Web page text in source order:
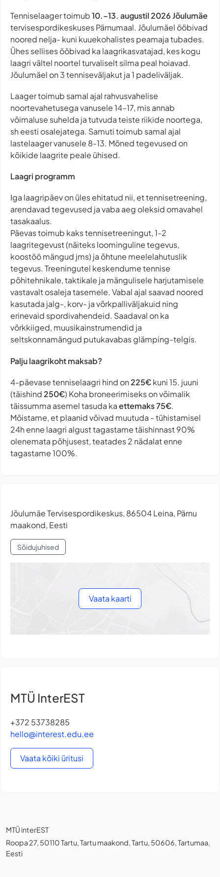
Tenniselaager toimub10.–13. augustil 2026Jõulumäe
tervisespordikeskuses Pärnumaal. Jõulumäel ööbivad
noored nelja- kuni kuuekohalistes peamaja tubades.
Ühes sellises ööbivad ka laagrikasvatajad, kes kogu
laagri vältel noortel turvaliselt silma peal hoiavad.
Jõulumäel on 3 tenniseväljakut ja 1 padeliväljak.
Laager toimub samal ajal rahvusvahelise
noortevahetusega vanusele 14–17, mis annab
võimaluse suhelda ja tutvuda teiste riikide noortega,
sh eesti osalejatega. Samuti toimub samal ajal
lastelaager vanusele 8-13. Mõned tegevused on
kõikide laagrite peale ühised.
Laagri programm
Iga laagripäev on üles ehitatud nii, et tennisetreening,
arendavad tegevused ja vaba aeg oleksid omavahel
tasakaalus.
Päevas toimub kaks tennisetreeningut, 1-2
laagritegevust (näiteks loominguline tegevus,
koostöö mängud jms) ja õhtune meelelahutuslik
tegevus. Treeningutel keskendume tennise
põhitehnikale, taktikale ja mängulisele harjutamisele
vastavalt osaleja tasemele. Vabal ajal saavad noored
kasutada jalg-, korv- ja võrkpalliväljakuid ning
erinevaid spordivahendeid. Saadaval on ka
võrkkiiged, muusikainstrumendid ja
seltskonnamängud putukavabas glämping-telgis.
Palju laagrikoht maksab?
4-päevase tenniselaagri hind on225€kuni 15. juuni
(täishind250€) Koha broneerimiseks on võimalik
täissumma asemel tasuda kaettemaks 75€.
Mõistame, et plaanid võivad muutuda - tühistamisel
24h enne laagri algust tagastame täishinnast 90%
olenemata põhjusest, teatades 2 nädalat enne
tagastame 100%.
Jõulumäe Tervisespordikeskus, 86504 Leina, Pärnu
maakond, Eesti
Sõidujuhised
Vaata kaarti
MTÜ InterEST
+372 53738285
hello@interest.edu.ee
Vaata kõiki üritusi
MTÜ interEST
Roopa 27, 50110 Tartu, Tartu maakond, Tartu, 50606, Tartumaa,
Eesti